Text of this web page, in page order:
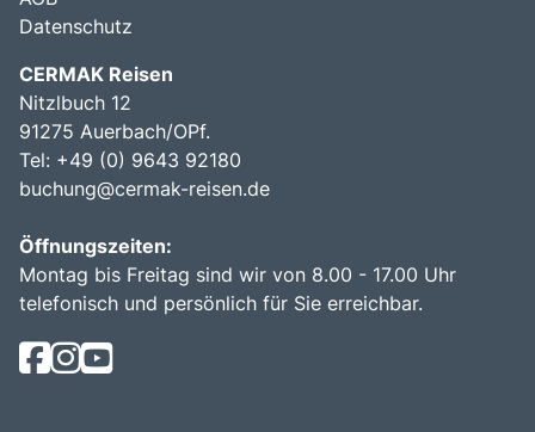
Datenschutz
CERMAK Reisen
Nitzlbuch 12
91275 Auerbach/OPf.
Tel: +49 (0) 9643 92180
buchung@cermak-reisen.de
Öffnungszeiten:
Montag bis Freitag sind wir von 8.00 - 17.00 Uhr
telefonisch und persönlich für Sie erreichbar.